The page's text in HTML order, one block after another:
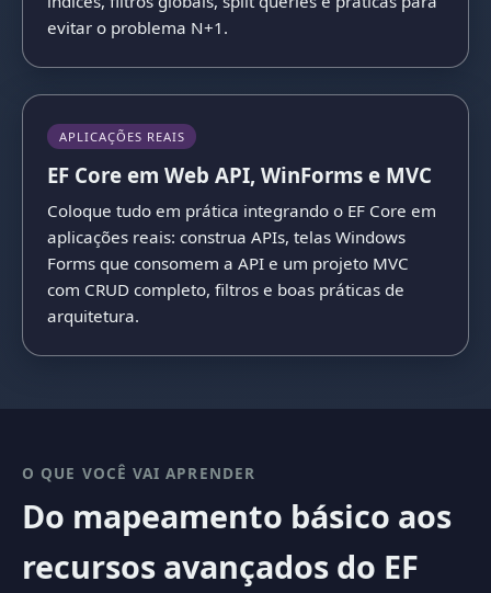
evitar o problema N+1.
APLICAÇÕES REAIS
EF Core em Web API, WinForms e MVC
Coloque tudo em prática integrando o EF Core em
aplicações reais: construa APIs, telas Windows
Forms que consomem a API e um projeto MVC
com CRUD completo, filtros e boas práticas de
arquitetura.
O QUE VOCÊ VAI APRENDER
Do mapeamento básico aos
recursos avançados do EF